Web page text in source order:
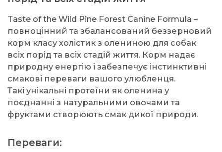
Taste of the Wild Pine Forest Canine Formula –
повноцінний та збалансований беззерновий
корм класу холістик з олениною для собак
всіх порід та всіх стадій життя. Корм надає
природну енергію і забезпечує інстинктивні
смакові переваги вашого улюбленця.
Такі унікальні протеїни як оленина у
поєднанні з натуральними овочами та
фруктами створюють смак дикої природи.
Переваги: